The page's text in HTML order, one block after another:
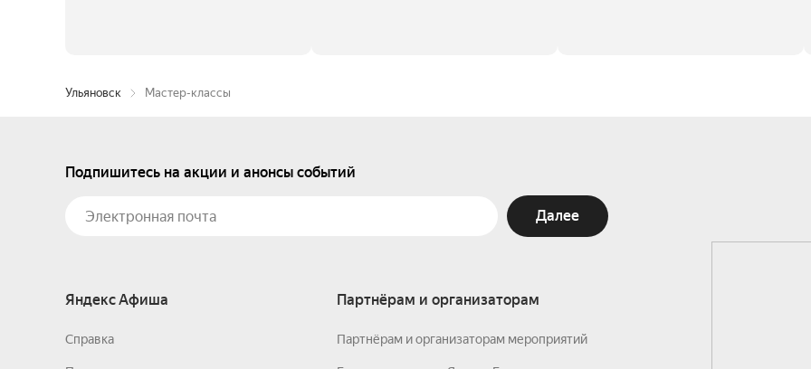
Ульяновск Мастер-классы
Подпишитесь на акции и анонсы событий
Далее
Яндекс Афиша
Справка
Партнёрам и организаторам
Партнёрам и организаторам мероприятий